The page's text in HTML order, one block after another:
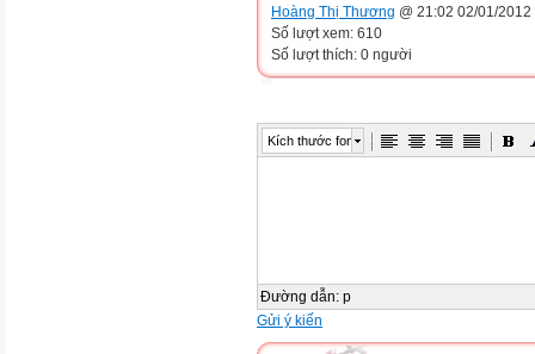
Hoàng Thị Thương @ 21:02 02/01/2012
Số lượt xem: 610
Số lượt thích: 0 người
Kích thước font
Đường dẫn: p
Gửi ý kiến